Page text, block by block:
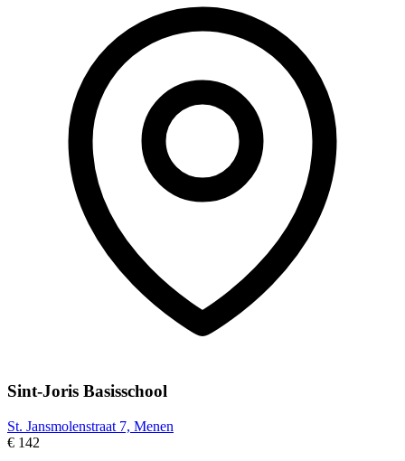
Sint-Joris Basisschool
St. Jansmolenstraat 7, Menen
€ 142